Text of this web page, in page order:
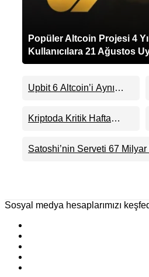
Popüler Altcoin Projesi 4
Kullanıcılara 21 Ağustos
Upbit 6 Altcoin’i Aynı
Kriptoda Kritik Hafta
Yaşanacaklar
Satoshi’nin Serveti 67
Sosyal medya hesaplarımızı